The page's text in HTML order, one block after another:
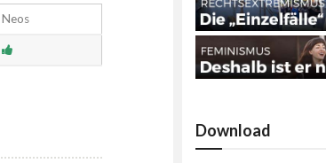
Neos
Download